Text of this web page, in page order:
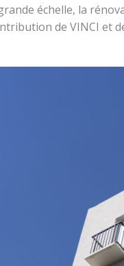
échelle, la
de VINCI et